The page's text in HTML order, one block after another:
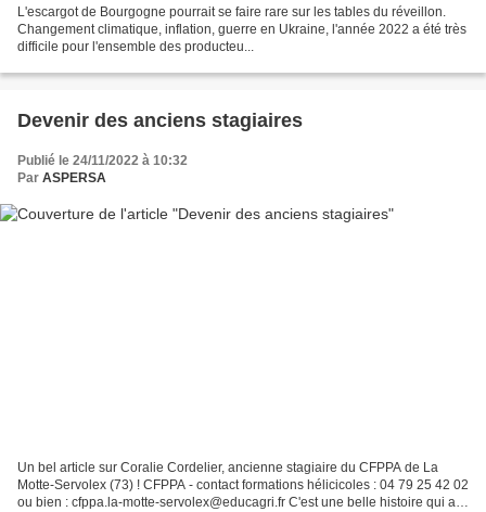
L'escargot de Bourgogne pourrait se faire rare sur les tables du réveillon.
Changement climatique, inflation, guerre en Ukraine, l'année 2022 a été très
difficile pour l'ensemble des producteu...
Devenir des anciens stagiaires
Publié le 24/11/2022 à 10:32
Par ASPERSA
Un bel article sur Coralie Cordelier, ancienne stagiaire du CFPPA de La
Motte-Servolex (73) ! CFPPA - contact formations hélicicoles : 04 79 25 42 02
ou bien : cfppa.la-motte-servolex@educagri.fr C'est une belle histoire qui a